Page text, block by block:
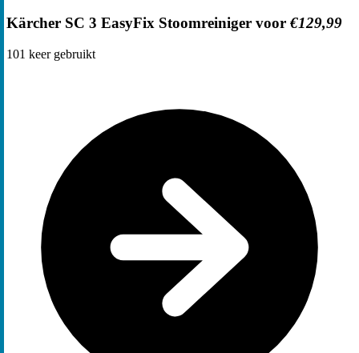
Kärcher SC 3 EasyFix Stoomreiniger voor €129,99
101 keer gebruikt